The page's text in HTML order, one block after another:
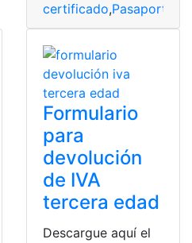
certificado,Pasaporte
Formulario
para
devolución
de IVA
tercera edad
Descargue aquí el